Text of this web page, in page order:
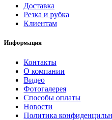
Доставка
Резка и рубка
Клиентам
Информация
Контакты
О компании
Видео
Фотогалерея
Способы оплаты
Новости
Политика